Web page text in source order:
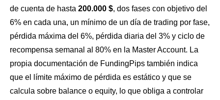
de cuenta de hasta 200.000 $, dos fases con objetivo del
6% en cada una, un mínimo de un día de trading por fase,
pérdida máxima del 6%, pérdida diaria del 3% y ciclo de
recompensa semanal al 80% en la Master Account. La
propia documentación de FundingPips también indica
que el límite máximo de pérdida es estático y que se
calcula sobre balance o equity, lo que obliga a controlar